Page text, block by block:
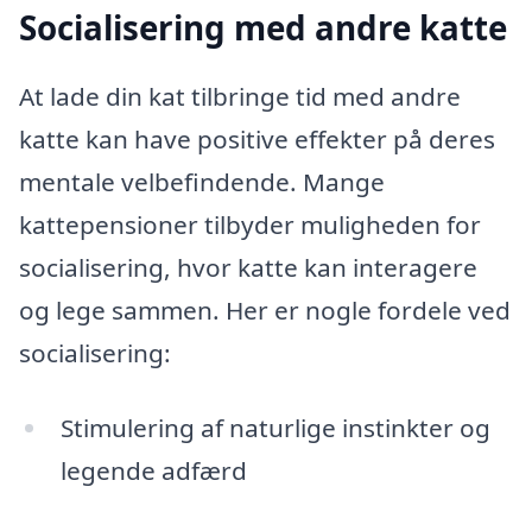
Socialisering med andre katte
At lade din kat tilbringe tid med andre
katte kan have positive effekter på deres
mentale velbefindende. Mange
kattepensioner tilbyder muligheden for
socialisering, hvor katte kan interagere
og lege sammen. Her er nogle fordele ved
socialisering:
Stimulering af naturlige instinkter og
legende adfærd